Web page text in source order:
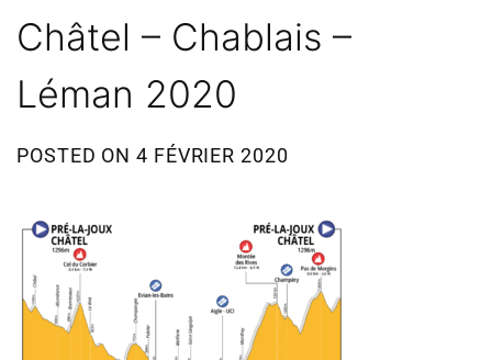
Châtel – Chablais –
Léman 2020
POSTED ON4 FÉVRIER 2020